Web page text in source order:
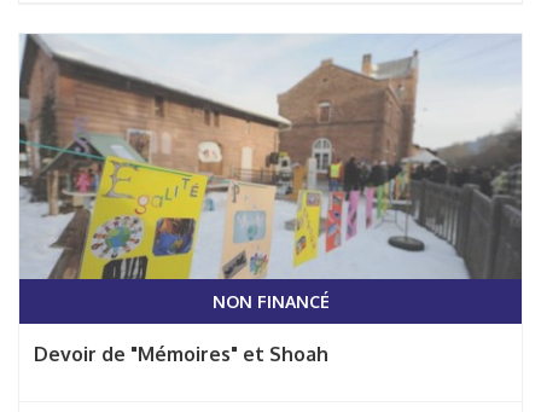
NON FINANCÉ
Devoir de "Mémoires" et Shoah